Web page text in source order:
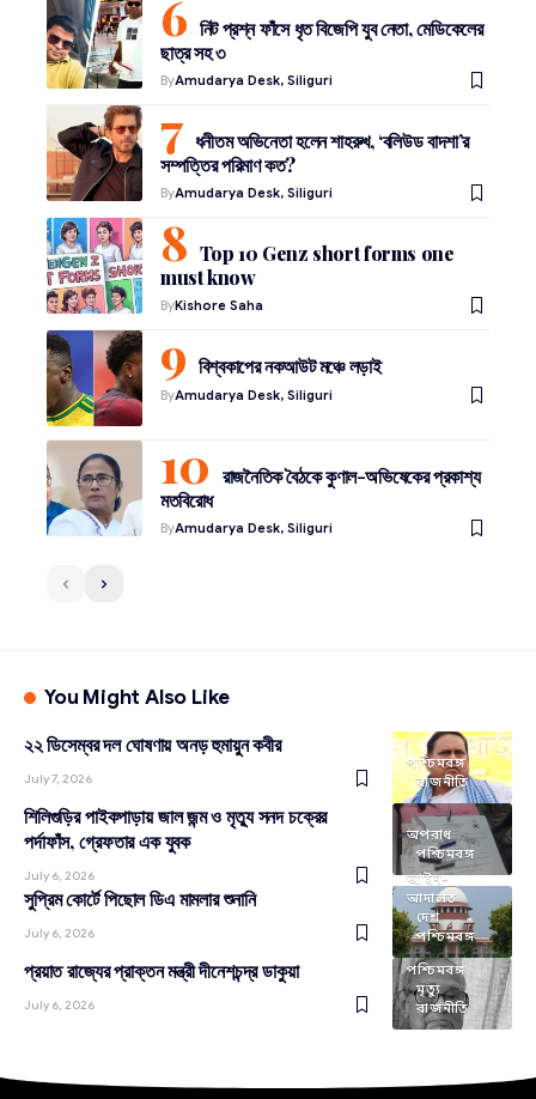
নিট প্রশ্ন ফাঁসে ধৃত বিজেপি যুব নেতা, মেডিকেলের
ছাত্র সহ ৩
ByAmudarya Desk, Siliguri
ধনীতম অভিনেতা হলেন শাহরুখ, ‘বলিউড বাদশা’র
সম্পত্তির পরিমাণ কত?
ByAmudarya Desk, Siliguri
Top 10 Genz short forms one
must know
ByKishore Saha
বিশ্বকাপের নকআউট মঞ্চে লড়াই
ByAmudarya Desk, Siliguri
রাজনৈতিক বৈঠকে কুণাল-অভিষেকের প্রকাশ্য
মতবিরোধ
ByAmudarya Desk, Siliguri
You Might Also Like
পশ্চিমবঙ্গ
রাজনীতি
২২ ডিসেম্বর দল ঘোষণায় অনড় হুমায়ুন কবীর
July 7, 2026
অপরাধ
পশ্চিমবঙ্গ
শিলিগুড়ির পাইকপাড়ায় জাল জন্ম ও মৃত্যু সনদ চক্রের
পর্দাফাঁস, গ্রেফতার এক যুবক
July 6, 2026
আইন-
আদালত
দেশ
পশ্চিমবঙ্গ
সুপ্রিম কোর্টে পিছোল ডিএ মামলার শুনানি
July 6, 2026
পশ্চিমবঙ্গ
মৃত্যু
রাজনীতি
প্রয়াত রাজ্যের প্রাক্তন মন্ত্রী দীনেশচন্দ্র ডাকুয়া
July 6, 2026